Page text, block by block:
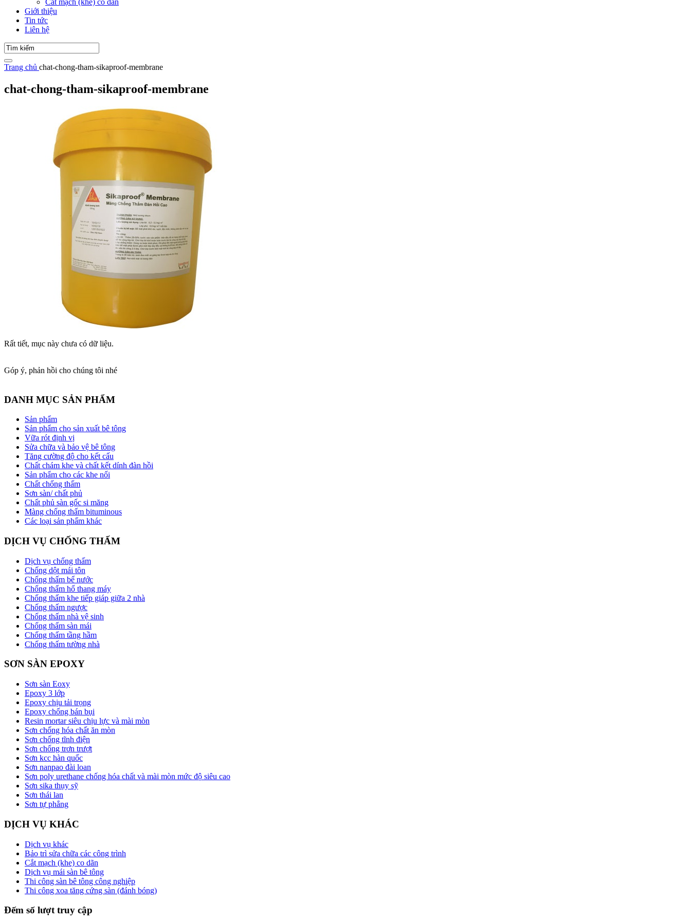
Cắt mạch (khe) co dãn
Giới thiệu
Tin tức
Liên hệ
Trang chủ chat-chong-tham-sikaproof-membrane
chat-chong-tham-sikaproof-membrane
Rất tiết, mục này chưa có dữ liệu.
Góp ý, phản hồi cho chúng tôi nhé
DANH MỤC SẢN PHẨM
Sản phẩm
Sản phẩm cho sản xuất bê tông
Vữa rót định vị
Sửa chữa và bảo vệ bê tông
Tăng cường độ cho kết cấu
Chất chám khe và chất kết dính đàn hồi
Sản phẩm cho các khe nối
Chất chống thấm
Sơn sàn/ chất phủ
Chất phủ sàn gốc si măng
Màng chống thấm bituminous
Các loại sản phẩm khác
DỊCH VỤ CHỐNG THẤM
Dịch vụ chống thấm
Chống dột mái tôn
Chống thấm bể nước
Chống thấm hố thang máy
Chống thấm khe tiếp giáp giữa 2 nhà
Chống thấm ngược
Chống thấm nhà vệ sinh
Chống thấm sàn mái
Chống thấm tầng hầm
Chống thấm tường nhà
SƠN SÀN EPOXY
Sơn sàn Eoxy
Epoxy 3 lớp
Epoxy chịu tải trọng
Epoxy chống bán bụi
Resin mortar siêu chịu lực và mài mòn
Sơn chống hóa chất ăn mòn
Sơn chống tĩnh điện
Sơn chống trơn trượt
Sơn kcc hàn quốc
Sơn nanpao đài loan
Sơn poly urethane chống hóa chất và mài mòn mức độ siêu cao
Sơn sika thụy sỹ
Sơn thái lan
Sơn tự phẳng
DỊCH VỤ KHÁC
Dịch vụ khác
Bảo trì sửa chữa các công trình
Cắt mạch (khe) co dãn
Dịch vụ mái sàn bê tông
Thi công sàn bê tông công nghiệp
Thi công xoa tăng cứng sàn (đánh bóng)
Đếm số lượt truy cập